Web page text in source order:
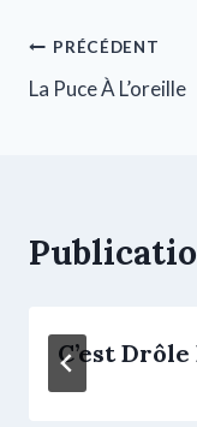
PRÉCÉDENT
La Puce À L’oreille
C’est